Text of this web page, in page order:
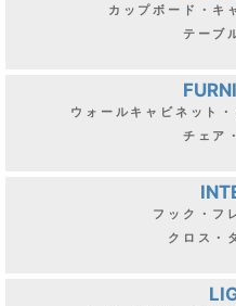
カップボード・キ
テーブ
ウォールキャビネット
チェア
フック・フ
クロス・